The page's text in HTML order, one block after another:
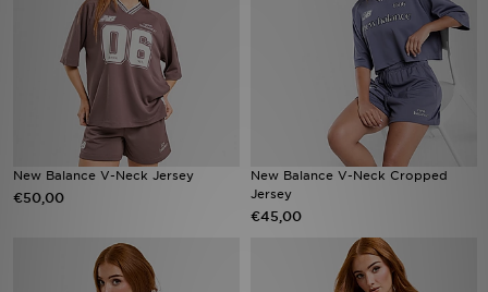
New Balance V-Neck Jersey
€50,00
New Balance V-Neck Cropped
Jersey
€45,00
Bestelling traceren
Mijn JD
Klantenservice
Download de app
Wie wij zijn